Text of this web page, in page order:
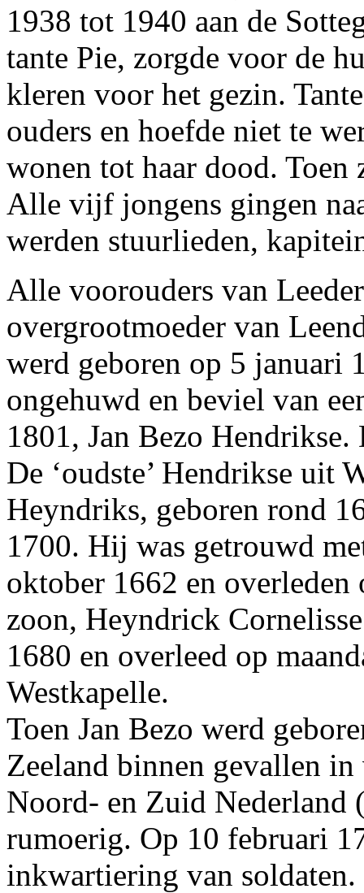
1938 tot 1940 aan de
tante Pie, zorgde voor de
kleren voor het gezin.
ouders en hoefde niet te
wonen tot haar dood.
Alle vijf jongens gingen
werden stuurlieden,
Alle voorouders van
overgrootmoeder van
werd geboren op 5 januari
ongehuwd en beviel van
1801, Jan Bezo
De ‘oudste’ Hendrikse uit
Heyndriks, geboren rond
1700. Hij was getrouwd
oktober 1662 en
zoon, Heyndrick
1680 en overleed op
Westkapelle.
Toen Jan Bezo werd
Zeeland binnen gevallen
Noord- en Zuid Nederland
rumoerig. Op 10 februari
inkwartiering van